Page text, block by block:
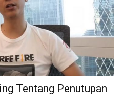
Tentang Penutupan